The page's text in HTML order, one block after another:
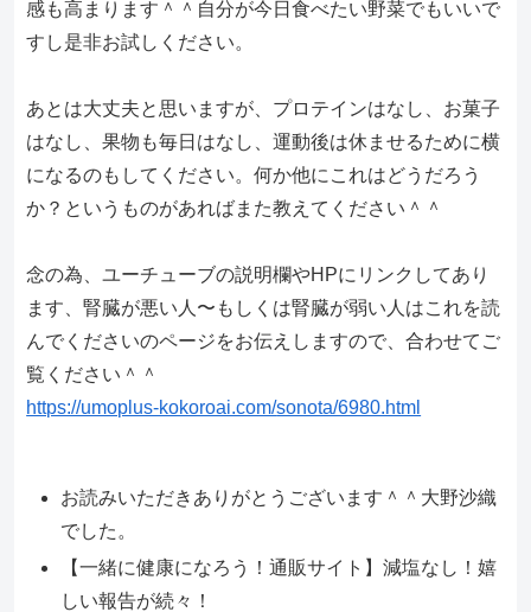
感も高まります＾＾ 自分が今日食べたい野菜でもいいで
すし是非お試しください。
あとは大丈夫と思いますが、プロテインはなし、お菓子
はなし、果物も毎日はなし、運動後は休ませるために横
になるのもしてください。何か他にこれはどうだろう
か？ というものがあればまた教えてください＾＾
念の為、ユーチューブの説明欄やHPにリンクしてあり
ます、腎臓が悪い人〜 もしくは腎臓が弱い人はこれを読
んでくださいのページをお伝えし ますので、合わせてご
覧ください＾＾
https://umoplus-kokoroai.com/sonota/6980.html
お読みいただきありがとうございます＾＾大野沙織
でした。
【一緒に健康になろう！通販サイト】減塩なし！嬉
しい報告が続々！